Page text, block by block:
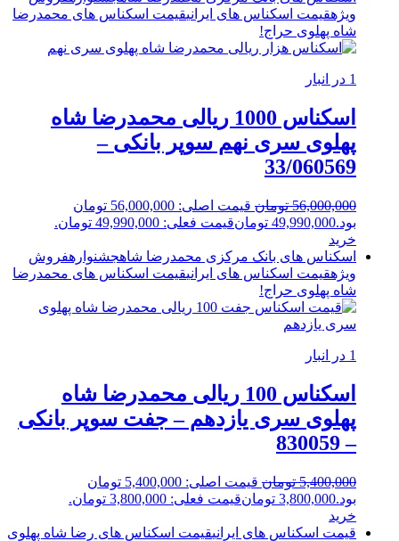
ویژهقیمت اسکناس های ایرانیقیمت اسکناس های محمدرضا
شاه پهلوی حراج!
1 در انبار
اسکناس 1000 ریالی محمدرضا شاه
پهلوی سری نهم سوپر بانکی –
33/060569
56,000,000 تومان
قیمت اصلی: 56,000,000 تومان
بود.49,990,000 تومانقیمت فعلی: 49,990,000 تومان.
خرید
اسکناس های بانک مرکزی محمدرضا شاهجشنوارهفروش
ویژهقیمت اسکناس های ایرانیقیمت اسکناس های محمدرضا
شاه پهلوی حراج!
1 در انبار
اسکناس 100 ریالی محمدرضا شاه
پهلوی سری یازدهم – جفت سوپر بانکی
– 830059
5,400,000 تومان
قیمت اصلی: 5,400,000 تومان
بود.3,800,000 تومانقیمت فعلی: 3,800,000 تومان.
خرید
قیمت اسکناس های ایرانیقیمت اسکناس های رضا شاه پهلوی